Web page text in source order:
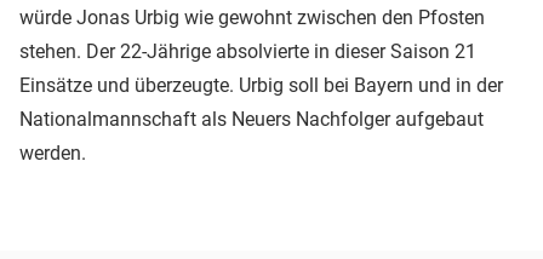
würde Jonas Urbig wie gewohnt zwischen den Pfosten
stehen. Der 22-Jährige absolvierte in dieser Saison 21
Einsätze und überzeugte. Urbig soll bei Bayern und in der
Nationalmannschaft als Neuers Nachfolger aufgebaut
werden.